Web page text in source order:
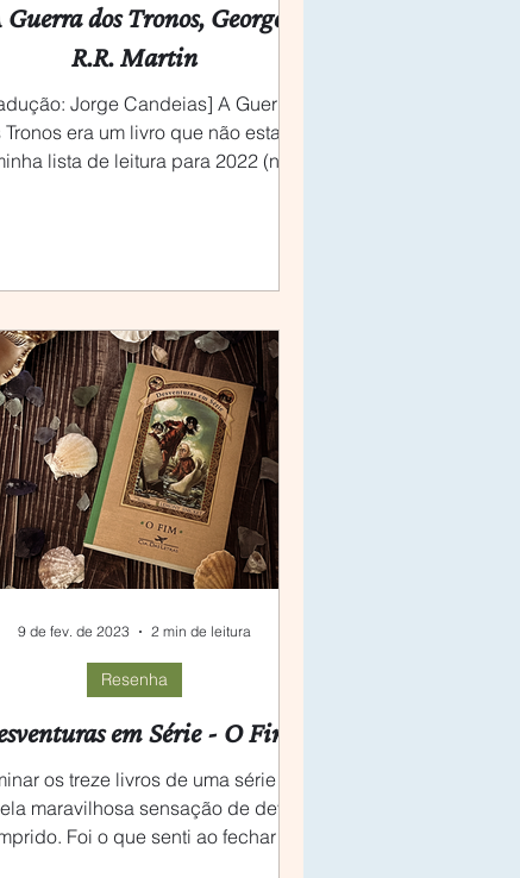
Guerra dos Tronos, George
R.R. Martin
Jorge Candeias] A Guerra
era um livro que não estava
lista de leitura para 2022 (nem
em Série - O Fim
os treze livros de uma série dá
maravilhosa sensação de dever
Foi o que senti ao fechar O
Resenha
9 de fev. de 2023 2 min de leitura